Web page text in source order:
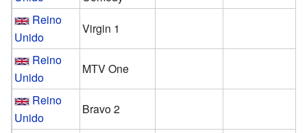
Reino
Unido
Virgin 1
Reino
Unido
MTV One
Reino
Unido
Bravo 2